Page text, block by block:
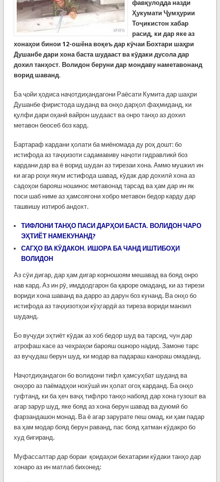
фавқулодда назди
Ҳукумати Ҷумҳурии
Тоҷикистон хабар
расид, ки дар яке аз
хонаҳои бинои 12-ошёна воқеъ дар кӯчаи Бохтари шаҳри
Душанбе дари хона баста шудааст ва кӯдаки дусола дар
дохил танҳост. Волидон беруни дар мондаву наметавонанд
ворид шаванд.
Ба ҷойи ҳодиса наҷотдиҳандагони Раёсати Кумита дар шаҳри
Душанбе фиристода шуданд ва онҳо дарҳол фаҳмиданд, ки
қулфи дари оҳанӣ вайрон шудааст ва онро танҳо аз дохил
метавон беосеб боз кард.
Бартараф кардани ҳолати ба миёномада ду роҳ дошт: бо
истифода аз таҷҳизоти садамавиву наҷоти гидравликӣ боз
кардани дар ва ё ворид шудан аз тирезаи хона. Аммо мушкил ин
ки агар роҳи якум истифода шавад, кӯдак дар дохилӣ хона аз
садоҳои барояш ношинос метавонад тарсад ва ҳам дар ин як
поси шаб ниме аз ҳамсоягони хобро метавон бедор карду дар
ташвишу изтироб андохт.
ТИФЛОНИ ТАНҲО ПАСИ ДАРҲОИ БАСТА. ВОЛИДОН ЧАРО
ЭҲТИЁТ НАМЕКУНАНД?
САГҲО ВА КӮДАКОН. ИШОРА БА ЧАНД ИШТИБОҲИ
ВОЛИДОН
Аз сӯи дигар, дар ҳам дигар корношоям мешавад ва бояд онро
нав кард. Аз ин рӯ, имддодгарон ба қароре омаданд, ки аз тирези
вориди хона шаванд ва дарро аз дарун боз кунанд. Ва онҳо бо
истифода аз таҷҳизотҳои кӯҳгардӣ аз тиреза вориди манзил
шуданд.
Бо вуҷуди эҳтиёт кӯдак аз хоб бедор шуд ва тарсид, чун дар
атрофаш касе аз чеҳраҳои барояш ошноро надид. Замоне тарс
аз вуҷудаш берун шуд, ки модар ва падараш канораш омаданд.
Наҷотдиҳандагон бо волидони тифл ҳамсуҳбат шуданд ва
онҳоро аз паёмадҳои нохӯшӣ ин ҳолат огоҳ карданд. Ба онҳо
гуфтанд, ки ба ҳеч ваҷҳ тифлро танҳо набояд дар хона гузошт ва
агар зарур шуд, яке бояд аз хона берун шавад ва дуюмӣ бо
фарзандашон монад. Ва ё агар зарурате пеш омад, ки ҳам падар
ва ҳам модар бояд берун раванд, пас бояд ҳатман кӯдакро бо
худ бигиранд.
Муфассалтар дар бораи қоидаҳои бехатарии кӯдаки танҳо дар
хонаро аз ин матлаб бихонед: